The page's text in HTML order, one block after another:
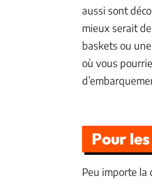
aussi sont
mieux serait
baskets ou
où vous
Pour
Peu importe la